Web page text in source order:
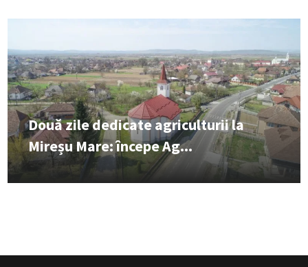
Două zile dedicate agriculturii la
Mireșu Mare: începe Ag...